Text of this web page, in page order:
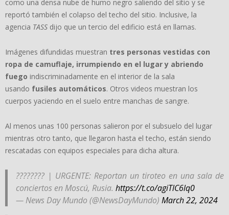
como una densa nube de humo negro saliendo del sitio y se
reportó también el colapso del techo del sitio. Inclusive, la
agencia TASS dijo que un tercio del edificio está en llamas.
Imágenes difundidas muestran tres personas vestidas con
ropa de camuflaje, irrumpiendo en el lugar y abriendo
fuego indiscriminadamente en el interior de la sala
usando fusiles automáticos. Otros videos muestran los
cuerpos yaciendo en el suelo entre manchas de sangre.
Al menos unas 100 personas salieron por el subsuelo del lugar
mientras otro tanto, que llegaron hasta el techo, están siendo
rescatadas con equipos especiales para dicha altura.
???????? | URGENTE: Reportan un tiroteo en una sala de
conciertos en Moscú, Rusia. https://t.co/agiTlC6lq0
— News Day Mundo (@NewsDayMundo) March 22, 2024